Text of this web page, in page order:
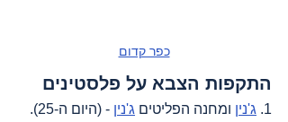
כפר קדום
התקפות הצבא על פלסטינים
1. ג'נין ומחנה הפליטים ג'נין
- (היום ה-25).